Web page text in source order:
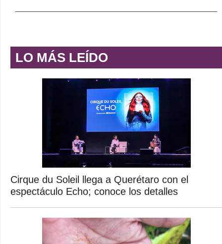
LO MÁS LEÍDO
Cirque du Soleil llega a Querétaro con el
espectáculo Echo; conoce los detalles